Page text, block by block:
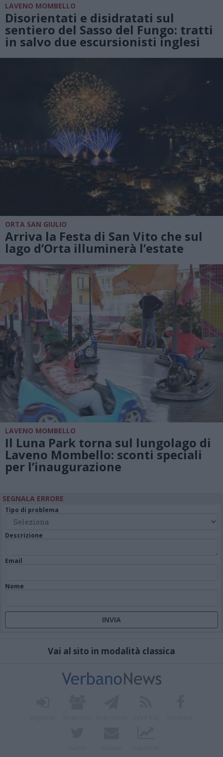
LAVENO MOMBELLO
Disorientati e disidratati sul
sentiero del Sasso del Fungo: tratti
in salvo due escursionisti inglesi
ORTA SAN GIULIO
Arriva la Festa di San Vito che sul
lago d’Orta illuminerà l’estate
LAVENO MOMBELLO
Il Luna Park torna sul lungolago di
Laveno Mombello: sconti speciali
per l’inaugurazione
SEGNALA ERRORE
Tipo di problema
Descrizione
Email
Nome
Vai al sito in modalità classica